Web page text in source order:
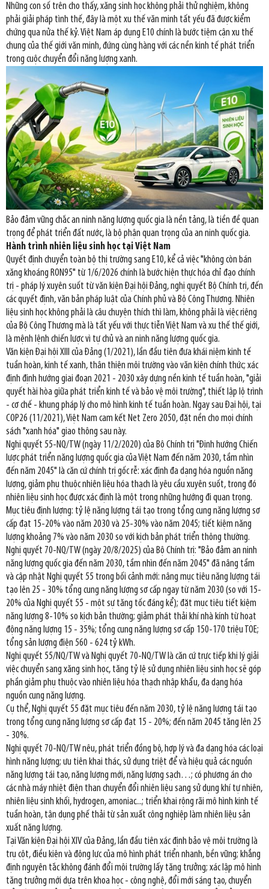
Những con số trên cho thấy, xăng sinh học không phải thử nghiệm, không
phải giải pháp tình thế, đây là một xu thế văn minh tất yếu đã được kiểm
chứng qua nửa thế kỷ. Việt Nam áp dụng E10 chính là bước tiệm cận xu thế
chung của thế giới văn minh, đứng cùng hàng với các nền kinh tế phát triển
trong cuộc chuyển đổi năng lượng xanh.
Bảo đảm vững chắc an ninh năng lượng quốc gia là nền tảng, là tiền đề quan
trọng để phát triển đất nước, là bộ phận quan trọng của an ninh quốc gia.
Hành trình nhiên liệu sinh học tại Việt Nam
Quyết định chuyển toàn bộ thị trường sang E10, kể cả việc "không còn bán
xăng khoáng RON95" từ 1/6/2026 chính là bước hiện thực hóa chỉ đạo chính
trị - pháp lý xuyên suốt từ văn kiện Đại hội Đảng, nghị quyết Bộ Chính trị, đến
các quyết định, văn bản pháp luật của Chính phủ và Bộ Công Thương. Nhiên
liệu sinh học không phải là câu chuyện thích thì làm, không phải là việc riêng
của Bộ Công Thương mà là tất yếu với thực tiễn Việt Nam và xu thế thế giới,
là mệnh lệnh chiến lược vì tự chủ và an ninh năng lượng quốc gia.
Văn kiện Đại hội XIII của Đảng (1/2021), lần đầu tiên đưa khái niệm kinh tế
tuần hoàn, kinh tế xanh, thân thiện môi trường vào văn kiện chính thức; xác
định định hướng giai đoạn 2021 - 2030 xây dựng nền kinh tế tuần hoàn, "giải
quyết hài hòa giữa phát triển kinh tế và bảo vệ môi trường", thiết lập lộ trình
- cơ chế - khung pháp lý cho mô hình kinh tế tuần hoàn. Ngay sau Đại hội, tại
COP26 (11/2021), Việt Nam cam kết Net Zero 2050, đặt nền cho mọi chính
sách "xanh hóa" giao thông sau này.
Nghị quyết 55-NQ/TW (ngày 11/2/2020) của Bộ Chính trị "Định hướng Chiến
lược phát triển năng lượng quốc gia của Việt Nam đến năm 2030, tầm nhìn
đến năm 2045" là căn cứ chính trị gốc rễ: xác định đa dạng hóa nguồn năng
lượng, giảm phụ thuộc nhiên liệu hóa thạch là yêu cầu xuyên suốt, trong đó
nhiên liệu sinh học được xác định là một trong những hướng đi quan trọng.
Mục tiêu định lượng: tỷ lệ năng lượng tái tạo trong tổng cung năng lượng sơ
cấp đạt 15-20% vào năm 2030 và 25-30% vào năm 2045; tiết kiệm năng
lượng khoảng 7% vào năm 2030 so với kịch bản phát triển thông thường.
Nghị quyết 70-NQ/TW (ngày 20/8/2025) của Bộ Chính trị: "Bảo đảm an ninh
năng lượng quốc gia đến năm 2030, tầm nhìn đến năm 2045" đã nâng tầm
và cập nhật Nghị quyết 55 trong bối cảnh mới: nâng mục tiêu năng lượng tái
tạo lên 25 - 30% tổng cung năng lượng sơ cấp ngay từ năm 2030 (so với 15-
20% của Nghị quyết 55 - một sự tăng tốc đáng kể); đặt mục tiêu tiết kiệm
năng lượng 8-10% so kịch bản thường; giảm phát thải khí nhà kính từ hoạt
động năng lượng 15 - 35%; tổng cung năng lượng sơ cấp 150-170 triệu TOE;
tổng sản lượng điện 560 - 624 tỷ kWh.
Nghị quyết 55/NQ/TW và Nghị quyết 70-NQ/TW là căn cứ trực tiếp khi lý giải
việc chuyển sang xăng sinh học, tăng tỷ lệ sử dụng nhiên liệu sinh học sẽ góp
phần giảm phụ thuộc vào nhiên liệu hóa thạch nhập khẩu, đa dạng hóa
nguồn cung năng lượng.
Cụ thể, Nghị quyết 55 đặt mục tiêu đến năm 2030, tỷ lệ năng lượng tái tạo
trong tổng cung năng lượng sơ cấp đạt 15 - 20%; đến năm 2045 tăng lên 25
- 30%.
Nghị quyết 70-NQ/TW nêu, phát triển đồng bộ, hợp lý và đa dạng hóa các loại
hình năng lượng; ưu tiên khai thác, sử dụng triệt để và hiệu quả các nguồn
năng lượng tái tạo, năng lượng mới, năng lượng sạch…; có phương án cho
các nhà máy nhiệt điện than chuyển đổi nhiên liệu sang sử dụng khí tự nhiên,
nhiên liệu sinh khối, hydrogen, amoniac...; triển khai rộng rãi mô hình kinh tế
tuần hoàn, tận dụng phế thải từ sản xuất công nghiệp làm nhiên liệu sản
xuất năng lượng.
Tại Văn kiện Đại hội XIV của Đảng, lần đầu tiên xác định bảo vệ môi trường là
trụ cột, điều kiện và động lực của mô hình phát triển nhanh, bền vững; khẳng
định nguyên tắc không đánh đổi môi trường lấy tăng trưởng; xác lập mô hình
tăng trưởng mới dựa trên khoa học - công nghệ, đổi mới sáng tạo, chuyển